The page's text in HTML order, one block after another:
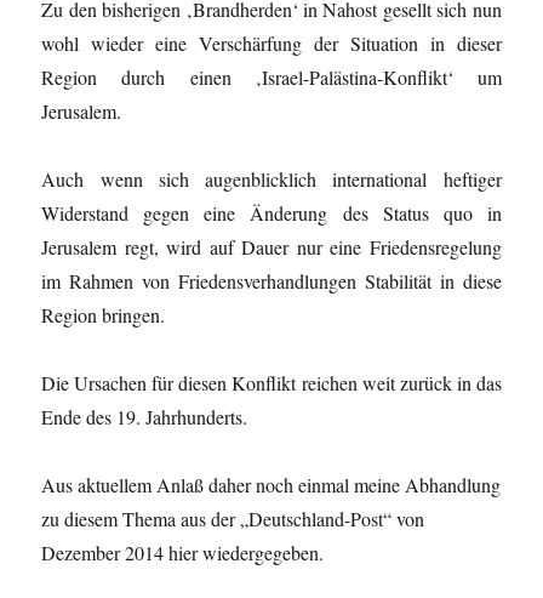
Zu den bisherigen ‚Brandherden‘ in Nahost gesellt sich nun
wohl wieder eine Verschärfung der Situation in dieser
Region durch einen ‚Israel-Palästina-Konflikt‘ um
Jerusalem.
Auch wenn sich augenblicklich international heftiger
Widerstand gegen eine Änderung des Status quo in
Jerusalem regt, wird auf Dauer nur eine Friedensregelung
im Rahmen von Friedensverhandlungen Stabilität in diese
Region bringen.
Die Ursachen für diesen Konflikt reichen weit zurück in das
Ende des 19. Jahrhunderts.
Aus aktuellem Anlaß daher noch einmal meine Abhandlung
zu diesem Thema aus der „Deutschland-Post“ von
Dezember 2014 hier wiedergegeben.